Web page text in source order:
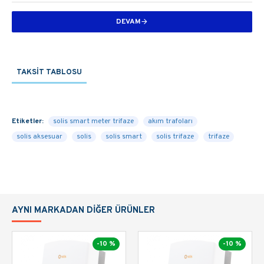
DEVAM
TAKSIT TABLOSU
Etiketler: solis smart meter trifaze
akım trafoları
solis aksesuar
solis solis smart solis trifaze trifaze
AYNI MARKADAN DIĞER ÜRÜNLER
-10 % -10 %